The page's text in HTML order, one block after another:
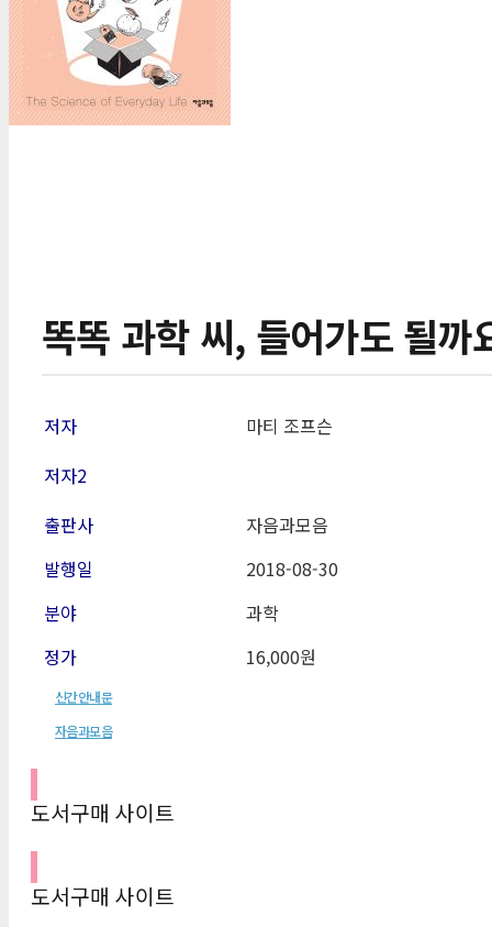
똑똑 과학 씨, 들어가도 될까
저자
마티 조프슨
저자2
출판사
자음과모음
발행일
2018-08-30
분야
과학
정가
16,000원
신간안내문
자음과모음
도서구매 사이트
도서구매 사이트